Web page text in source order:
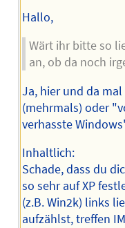
Hallo,
Wärt ihr bitte so
an, ob da noch
Ja, hier und da
(mehrmals) oder
verhasste
Inhaltlich:
Schade, dass du
so sehr auf XP
(z.B. Win2k) links
aufzählst, treffen